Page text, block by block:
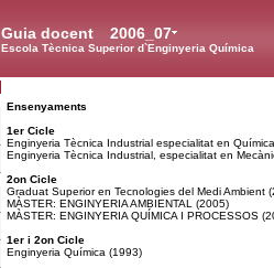
2006_07
Guia docent
Escola Tècnica Superior d`Enginyeria Química
Ensenyaments
1er Cicle
Enginyeria Tècnica Industrial especialitat en
Enginyeria Tècnica Industrial, especialitat en
2on Cicle
Graduat Superior en Tecnologies del Medi Ambient
MÀSTER: ENGINYERIA AMBIENTAL (2005)
MÀSTER: ENGINYERIA QUÍMICA I PROCESSOS
1er i 2on Cicle
Enginyeria Química (1993)